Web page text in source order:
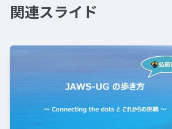
関連スライド